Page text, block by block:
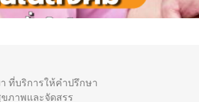
ที่บริการให้คำปรึกษา
ภาพและจัดสรร